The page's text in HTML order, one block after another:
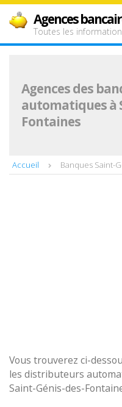
Agences
Toutes les
Agences des
automatiques à
Fontaines
Accueil Banques Saint-
Vous trouverez ci-
les distributeurs
Saint-Génis-des-